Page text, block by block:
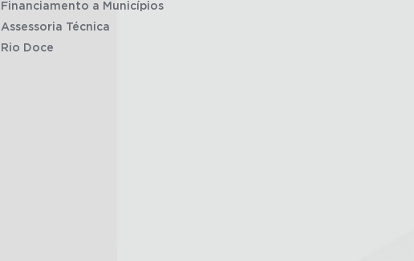
Financiamento a Municípios
Assessoria Técnica
Rio Doce